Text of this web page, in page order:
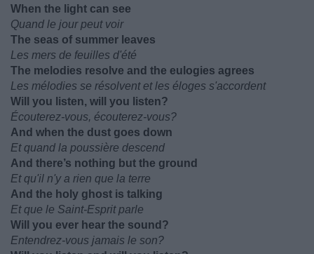
When the light can see
Quand le jour peut voir
The seas of summer leaves
Les mers de feuilles d'été
The melodies resolve and the eulogies agrees
Les mélodies se résolvent et les éloges s'accordent
Will you listen, will you listen?
Écouterez-vous, écouterez-vous?
And when the dust goes down
Et quand la poussière descend
And there’s nothing but the ground
Et qu'il n'y a rien que la terre
And the holy ghost is talking
Et que le Saint-Esprit parle
Will you ever hear the sound?
Entendrez-vous jamais le son?